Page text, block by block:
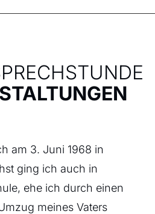
am 3. Juni 1968 in
ging ich auch in
ehe ich durch einen
meines Vaters